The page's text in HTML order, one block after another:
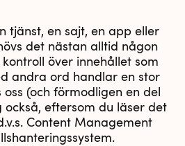
tjänst, en sajt, en app eller
det nästan alltid någon
över innehållet som
andra ord handlar en stor
(och förmodligen en del
eftersom du läser det
Content Management